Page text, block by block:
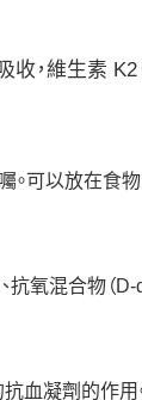
，維生素 K2
。可以放在食
氧混合物（D-
血凝劑的作用